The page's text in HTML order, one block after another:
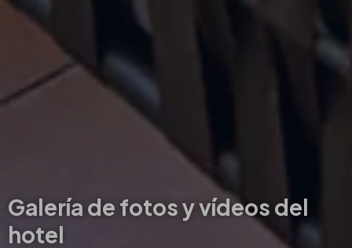
Galería de fotos y vídeos del
hotel